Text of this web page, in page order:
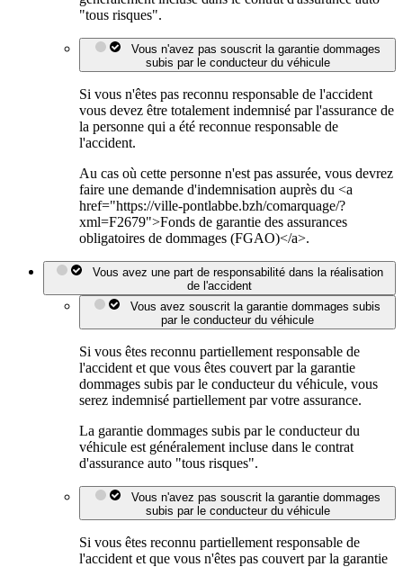
"tous risques".
Vous n'avez pas souscrit la garantie dommages
subis par le conducteur du véhicule
Si vous n'êtes pas reconnu responsable de l'accident
vous devez être totalement indemnisé par l'assurance de
la personne qui a été reconnue responsable de
l'accident.
Au cas où cette personne n'est pas assurée, vous devrez
faire une demande d'indemnisation auprès du <a
href="https://ville-pontlabbe.bzh/comarquage/?
xml=F2679">Fonds de garantie des assurances
obligatoires de dommages (FGAO)</a>.
Vous avez une part de responsabilité dans la réalisation
de l'accident
Vous avez souscrit la garantie dommages subis
par le conducteur du véhicule
Si vous êtes reconnu partiellement responsable de
l'accident et que vous êtes couvert par la garantie
dommages subis par le conducteur du véhicule, vous
serez indemnisé partiellement par votre assurance.
La garantie dommages subis par le conducteur du
véhicule est généralement incluse dans le contrat
d'assurance auto "tous risques".
Vous n'avez pas souscrit la garantie dommages
subis par le conducteur du véhicule
Si vous êtes reconnu partiellement responsable de
l'accident et que vous n'êtes pas couvert par la garantie